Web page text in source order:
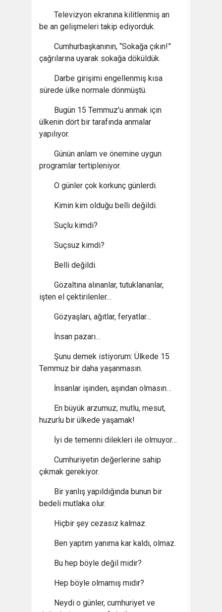
Televizyon ekranına kilitlenmiş an
be an gelişmeleri takip ediyorduk.
Cumhurbaşkanının, “Sokağa çıkın!”
çağrılarına uyarak sokağa döküldük.
Darbe girişimi engellenmiş kısa
sürede ülke normale dönmüştü.
Bugün 15 Temmuz’u anmak için
ülkenin dört bir tarafında anmalar
yapılıyor.
Günün anlam ve önemine uygun
programlar tertipleniyor.
O günler çok korkunç günlerdi.
Kimin kim olduğu belli değildi.
Suçlu kimdi?
Suçsuz kimdi?
Belli değildi.
Gözaltına alınanlar, tutuklananlar,
işten el çektirilenler…
Gözyaşları, ağıtlar, feryatlar…
İnsan pazarı…
Şunu demek istiyorum: Ülkede 15
Temmuz bir daha yaşanmasın.
İnsanlar işinden, aşından olmasın…
En büyük arzumuz; mutlu, mesut,
huzurlu bir ülkede yaşamak!
İyi de temenni dilekleri ile olmuyor…
Cumhuriyetin değerlerine sahip
çıkmak gerekiyor.
Bir yanlış yapıldığında bunun bir
bedeli mutlaka olur.
Hiçbir şey cezasız kalmaz.
Ben yaptım yanıma kar kaldı, olmaz.
Bu hep böyle değil midir?
Hep böyle olmamış mıdır?
Neydi o günler, cumhuriyet ve